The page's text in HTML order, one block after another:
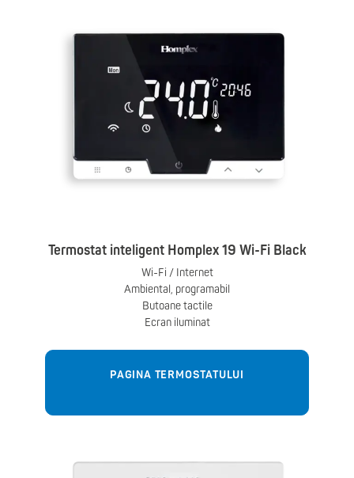
Termostat inteligent Homplex 19 Wi-Fi Black
Wi-Fi / Internet
Ambiental, programabil
Butoane tactile
Ecran iluminat
PAGINA TERMOSTATULUI